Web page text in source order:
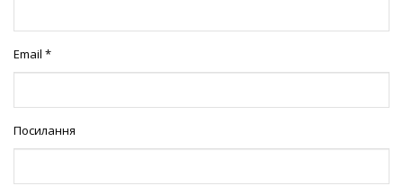
Email *
Посилання